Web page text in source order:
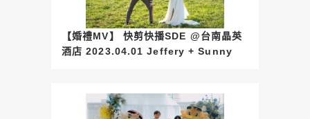
【婚禮MV】 快剪快播SDE @台南晶英
酒店 2023.04.01 Jeffery + Sunny